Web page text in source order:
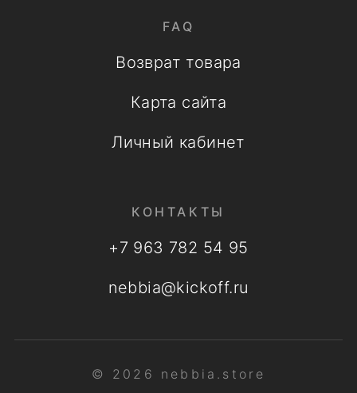
FAQ
Возврат товара
Карта сайта
Личный кабинет
КОНТАКТЫ
+7 963 782 54 95
nebbia@kickoff.ru
© 2026 nebbia.store